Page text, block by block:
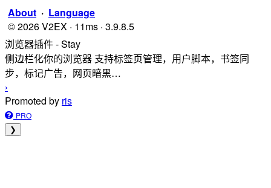
About · Language
© 2026 V2EX · 11ms · 3.9.8.5
浏览器插件 - Stay
侧边栏化你的浏览器 支持标签页管理，用户脚本，书签同
步，标记广告，网页暗黑…
›
Promoted by ris
PRO
❯